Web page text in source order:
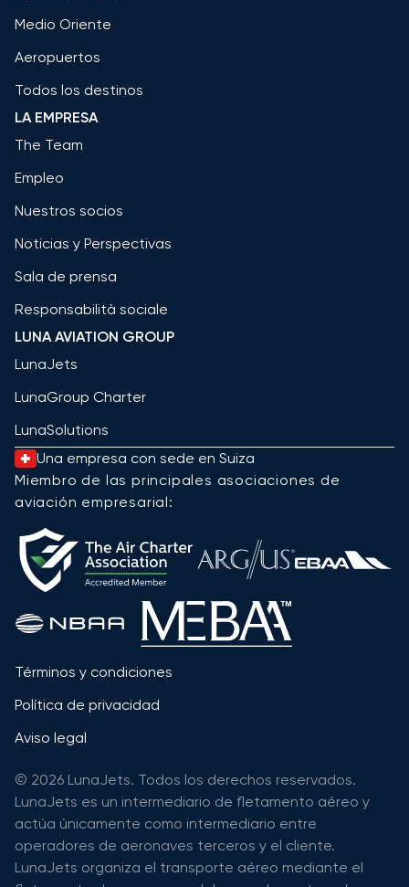
Medio Oriente
Aeropuertos
Todos los destinos
LA EMPRESA
The Team
Empleo
Nuestros socios
Noticias y Perspectivas
Sala de prensa
Responsabilità sociale
LUNA AVIATION GROUP
LunaJets
LunaGroup Charter
LunaSolutions
Una empresa con sede en Suiza
Miembro de las principales asociaciones de
aviación empresarial:
Términos y condiciones
Política de privacidad
Aviso legal
© 2026 LunaJets. Todos los derechos reservados.
LunaJets es un intermediario de fletamento aéreo y
actúa únicamente como intermediario entre
operadores de aeronaves terceros y el cliente.
LunaJets organiza el transporte aéreo mediante el